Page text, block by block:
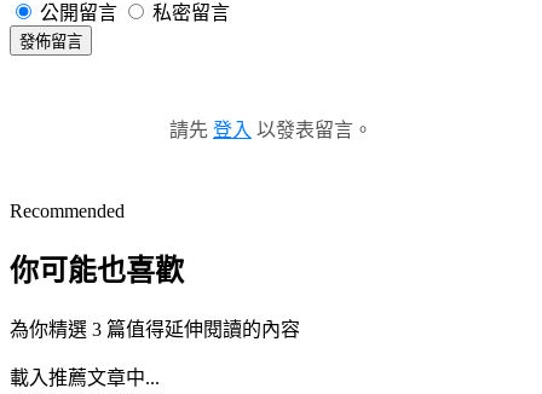
公開留言 私密留言
發佈留言
請先 登入 以發表留言。
Recommended
你可能也喜歡
為你精選 3 篇值得延伸閱讀的內容
載入推薦文章中...